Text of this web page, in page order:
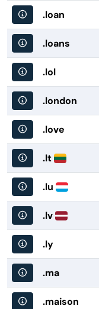
.loan
.loans
.lol
.london
.love
.lt
.lu
.lv
.ly
.ma
.maison